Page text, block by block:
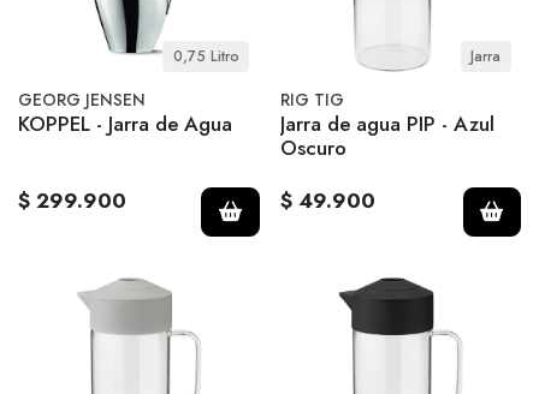
0,75 Litro
GEORG JENSEN
KOPPEL - Jarra de Agua
$ 299.900
Jarra
RIG TIG
Jarra de agua PIP - Azul
Oscuro
$ 49.900